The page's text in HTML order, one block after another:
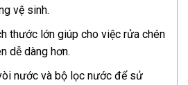
vệ sinh.
thước lớn giúp cho việc rửa chén
dễ dàng hơn.
nước và bộ lọc nước để sử